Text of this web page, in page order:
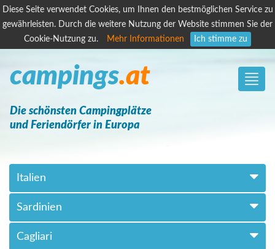
Diese Seite verwendet Cookies, um Ihnen den bestmöglichen Service zu
gewährleisten. Durch die weitere Nutzung der Website stimmen Sie der
Cookie-Nutzung zu.
Mehr Informationen Ich stimme zu
Toggle
campings.at
Die schönsten Campingplätze
und Feriendörfer in Europa
Italien
Sardinien
Cagliari